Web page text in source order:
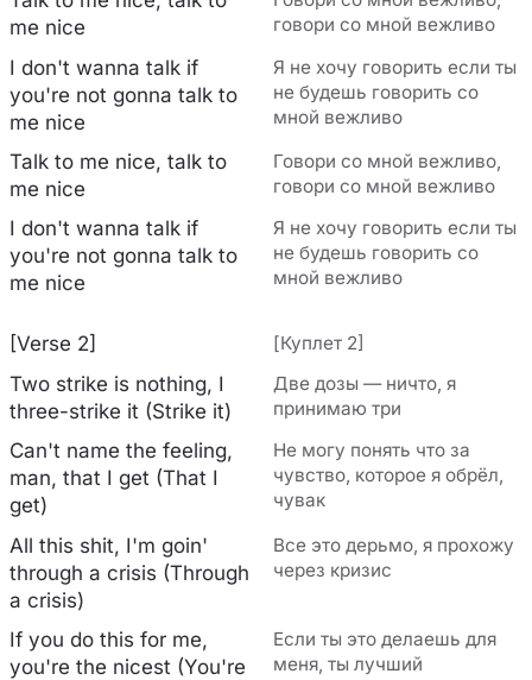
me nice
говори со мной вежливо
I don't wanna talk if
you're not gonna talk to
me nice
Я не хочу говорить если ты
не будешь говорить со
мной вежливо
Talk to me nice, talk to
me nice
Говори со мной вежливо,
говори со мной вежливо
I don't wanna talk if
you're not gonna talk to
me nice
Я не хочу говорить если ты
не будешь говорить со
мной вежливо
[Verse 2] [Куплет 2]
Two strike is nothing, I
three-strike it (Strike it)
Две дозы — ничто, я
принимаю три
Can't name the feeling,
man, that I get (That I
get)
Не могу понять что за
чувство, которое я обрёл,
чувак
All this shit, I'm goin'
through a crisis (Through
a crisis)
Все это дерьмо, я прохожу
через кризис
If you do this for me,
you're the nicest (You're
Если ты это делаешь для
меня, ты лучший